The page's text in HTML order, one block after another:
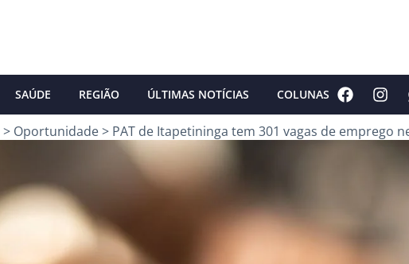
SAÚDE REGIÃO ÚLTIMAS NOTÍCIAS COLUNAS
> Oportunidade> PAT de Itapetininga tem 301 vagas de emprego